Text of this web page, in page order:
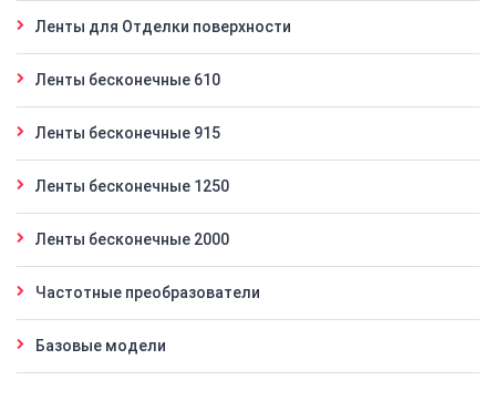
Ленты для Отделки поверхности
Ленты бесконечные 610
Ленты бесконечные 915
Ленты бесконечные 1250
Ленты бесконечные 2000
Частотные преобразователи
Базовые модели